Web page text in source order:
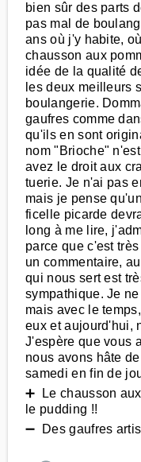
bien sûr des parts
pas mal de
ans où j'y habite,
chausson aux
idée de la qualité
les deux meilleurs
boulangerie.
gaufres comme
qu'ils en sont
nom "Brioche"
avez le droit aux
tuerie. Je n'ai pas
mais je pense
ficelle picarde
long à me lire,
parce que c'est
un commentaire,
qui nous sert est
sympathique. Je
mais avec le
eux et aujourd'hui,
J'espère que vous
nous avons hâte
samedi en fin de
➕ Le chausson
le pudding !!
➖ Des gaufres